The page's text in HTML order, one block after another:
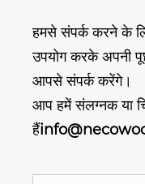
हमसे संपर्क करने के
उपयोग करके अपनी
आपसे संपर्क करेंगे।
आप हमें संलग्नक या
हैं